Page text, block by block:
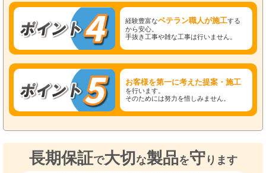
経験豊富なベテラン職人が施工する
から安心。
手抜き工事や雑な工事は行いません。
お客様を第一に考えた提案・施工
を行います。
そのためには努力を惜しみません。
長期保証で大切 な製品を守 ります